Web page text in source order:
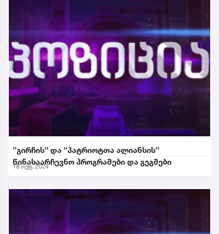
''გირჩის'' და ''პატრიოტთა ალიანსის''
წინასაარჩევნო პროგრამები და გეგმები
18 ოქტ. 2024